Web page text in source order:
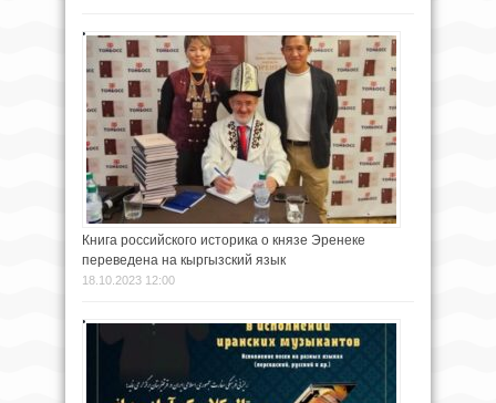
Книга российского историка о князе Эренеке
переведена на кыргызский язык
18.10.2023 12:00